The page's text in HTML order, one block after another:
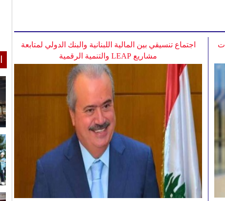
اجتماع تنسيقي بين المالية اللبنانية والبنك الدولي لمتابعة
مشاريع LEAP والتنمية الرقمية